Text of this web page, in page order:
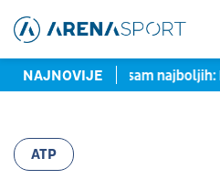
NAJNOVIJE
Srbija među osam najboljih:
ATP